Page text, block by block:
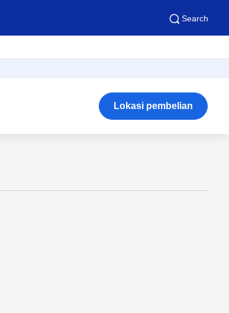
Search
Lokasi pembelian